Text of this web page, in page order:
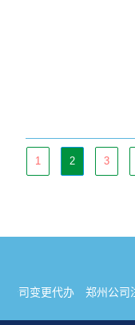
1 2 3
公司变更代办
郑州公司